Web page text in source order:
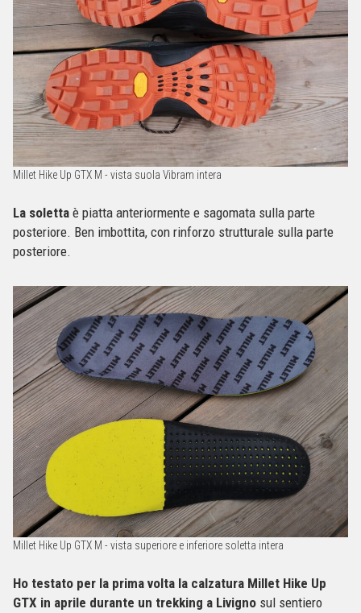
Millet Hike Up GTX M - vista suola Vibram intera
La soletta è piatta anteriormente e sagomata sulla parte
posteriore. Ben imbottita, con rinforzo strutturale sulla parte
posteriore.
Millet Hike Up GTX M - vista superiore e inferiore soletta intera
Ho testato per la prima volta la calzatura Millet Hike Up
GTX in aprile durante un trekking a Livigno sul sentiero